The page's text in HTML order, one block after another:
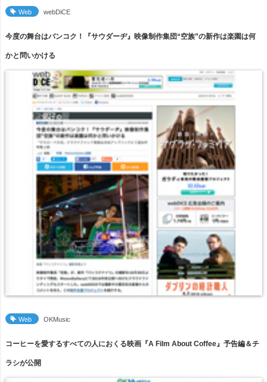
Web webDiCE
今度の舞台はバンコク！『サウダーヂ』映像制作集団“空族”の新作は楽園は何
かと問いかける
Web OKMusic
コーヒーを愛するすべての人におくる映画『A Film About Coffee』予告編＆チ
ラシが公開